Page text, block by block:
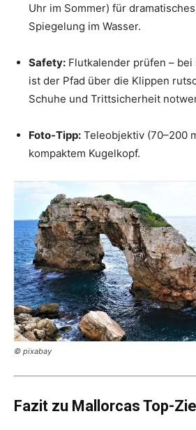
Uhr im Sommer) für
Spiegelung im Wasser.
Safety: Flutkalender prüfen – bei
ist der Pfad über die Klippen
Schuhe und Trittsicherheit
Foto-Tipp: Teleobjektiv (70–200
kompaktem Kugelkopf.
© pixabay
Fazit zu Mallorcas Top-